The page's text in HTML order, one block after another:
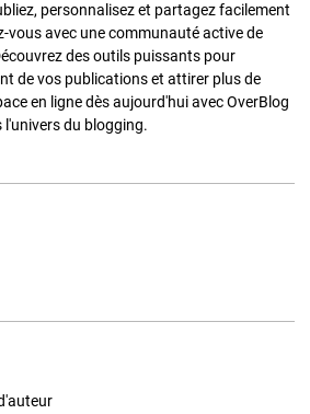
personnalisez et partagez facilement
vous avec une communauté active de
des outils puissants pour
de vos publications et attirer plus de
en ligne dès aujourd'hui avec OverBlog
du blogging.